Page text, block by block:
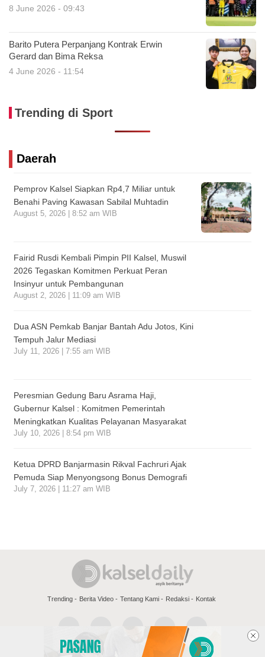
8 June 2026 - 09:43
Barito Putera Perpanjang Kontrak Erwin
Gerard dan Bima Reksa
4 June 2026 - 11:54
Trending di Sport
Daerah
Pemprov Kalsel Siapkan Rp4,7 Miliar untuk
Benahi Paving Kawasan Sabilal Muhtadin
August 5, 2026 | 8:52 am WIB
Fairid Rusdi Kembali Pimpin PII Kalsel, Muswil
2026 Tegaskan Komitmen Perkuat Peran
Insinyur untuk Pembangunan
August 2, 2026 | 11:09 am WIB
Dua ASN Pemkab Banjar Bantah Adu Jotos, Kini
Tempuh Jalur Mediasi
July 11, 2026 | 7:55 am WIB
Peresmian Gedung Baru Asrama Haji,
Gubernur Kalsel : Komitmen Pemerintah
Meningkatkan Kualitas Pelayanan Masyarakat
July 10, 2026 | 8:54 pm WIB
Ketua DPRD Banjarmasin Rikval Fachruri Ajak
Pemuda Siap Menyongsong Bonus Demografi
July 7, 2026 | 11:27 am WIB
Trending Berita Video Tentang Kami Redaksi Kontak
Copyright @2026 Kalsel Daily